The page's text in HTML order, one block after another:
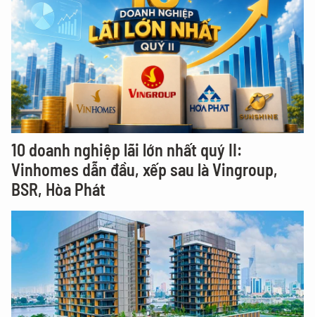
10 doanh nghiệp lãi lớn nhất quý II:
Vinhomes dẫn đầu, xếp sau là Vingroup,
BSR, Hòa Phát